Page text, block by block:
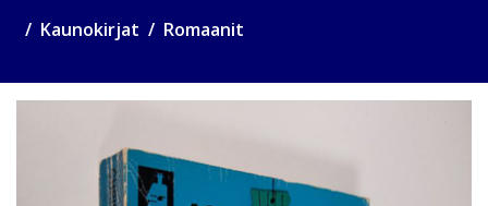
Kaunokirjat Romaanit